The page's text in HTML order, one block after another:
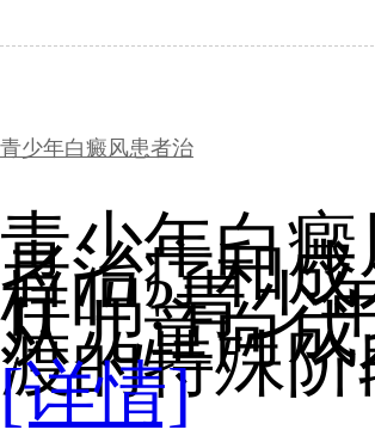
青少年白癜风患者治
青少年白癜
者治疗和
样吗?青少
从儿童向
渡的特殊阶
[详情]